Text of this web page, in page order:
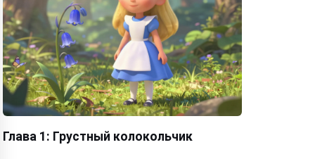
Глава 1: Грустный колокольчик